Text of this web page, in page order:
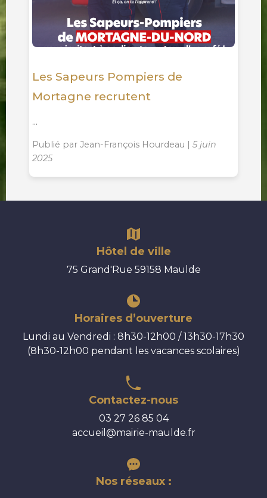
Les Sapeurs Pompiers de
Mortagne recrutent
...
Publié par Jean-François Hourdeau |5 juin
2025
Hôtel de ville
75 Grand'Rue 59158 Maulde
Horaires d’ouverture
Lundi au Vendredi : 8h30-12h00 / 13h30-17h30
(8h30-12h00 pendant les vacances scolaires)
Contactez-nous
03 27 26 85 04
accueil@mairie-maulde.fr
Nos réseaux :